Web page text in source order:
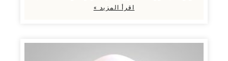
اقرأ المزيد »